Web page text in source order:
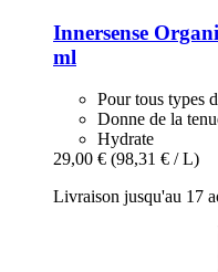
Innersense
ml
Pour tous types
Donne de la
Hydrate
29,00 € (98,31 € / L)
Livraison jusqu'au 17